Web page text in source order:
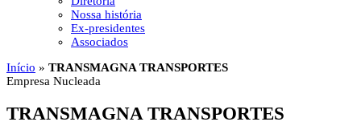
Nossa história
Ex-presidentes
Associados
Início » TRANSMAGNA TRANSPORTES
Empresa Nucleada
TRANSMAGNA TRANSPORTES